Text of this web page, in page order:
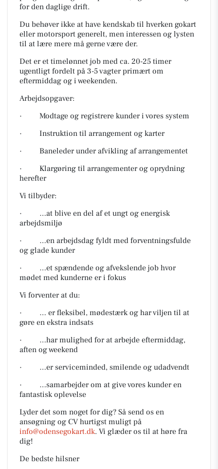
for den daglige drift.
Du behøver ikke at have kendskab til hverken gokart
eller motorsport generelt, men interessen og lysten
til at lære mere må gerne være der.
Det er et timelønnet job med ca. 20-25 timer
ugentligt fordelt på 3-5 vagter primært om
eftermiddag og i weekenden.
Arbejdsopgaver:
· Modtage og registrere kunder i vores system
· Instruktion til arrangement og karter
· Baneleder under afvikling af arrangementet
· Klargøring til arrangementer og oprydning
herefter
Vi tilbyder:
· …at blive en del af et ungt og energisk
arbejdsmiljø
· …en arbejdsdag fyldt med forventningsfulde
og glade kunder
· …et spændende og afvekslende job hvor
mødet med kunderne er i fokus
Vi forventer at du:
· … er fleksibel, mødestærk og har viljen til at
gøre en ekstra indsats
· …har mulighed for at arbejde eftermiddag,
aften og weekend
· …er serviceminded, smilende og udadvendt
· …samarbejder om at give vores kunder en
fantastisk oplevelse
Lyder det som noget for dig? Så send os en
ansøgning og CV hurtigst muligt på
info@odensegokart.dk. Vi glæder os til at høre fra
dig!
De bedste hilsner